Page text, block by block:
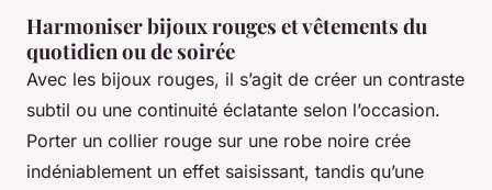
Harmoniser bijoux rouges et vêtements du
quotidien ou de soirée
Avec les bijoux rouges, il s’agit de créer un contraste
subtil ou une continuité éclatante selon l’occasion.
Porter un collier rouge sur une robe noire crée
indéniablement un effet saisissant, tandis qu’une